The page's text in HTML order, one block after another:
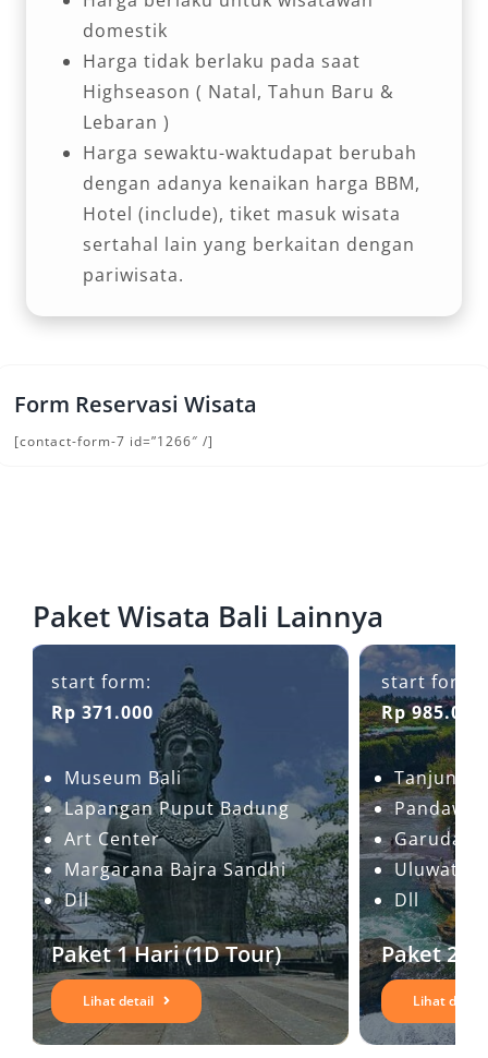
domestik
Harga tidak berlaku pada saat
Highseason ( Natal, Tahun Baru &
Lebaran )
Harga sewaktu-waktudapat berubah
dengan adanya kenaikan harga BBM,
Hotel (include), tiket masuk wisata
sertahal lain yang berkaitan dengan
pariwisata.
Form Reservasi Wisata
[contact-form-7 id=”1266″ /]
Paket Wisata Bali Lainnya
start form:
Rp 371.000
Museum Bali
Lapangan Puput Badung
Art Center
Margarana Bajra Sandhi
Dll
Paket 1 Hari (1D Tour)
Lihat detail
start form:
Rp 985.000
Tanjung
Pandawa
Garuda
Uluwatu
Dll
Paket 2
Lihat detail